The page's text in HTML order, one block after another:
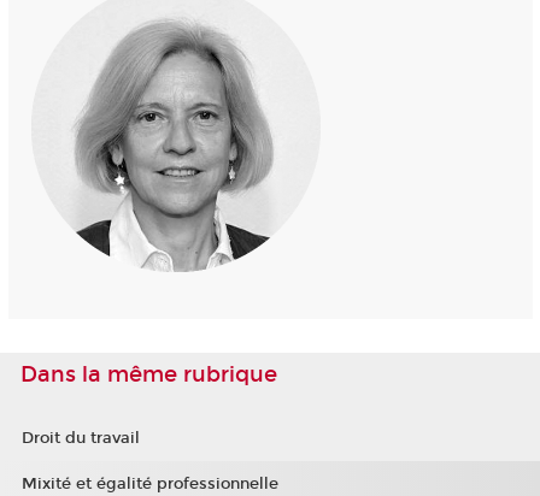
Dans la même rubrique
Droit du travail
Mixité et égalité professionnelle